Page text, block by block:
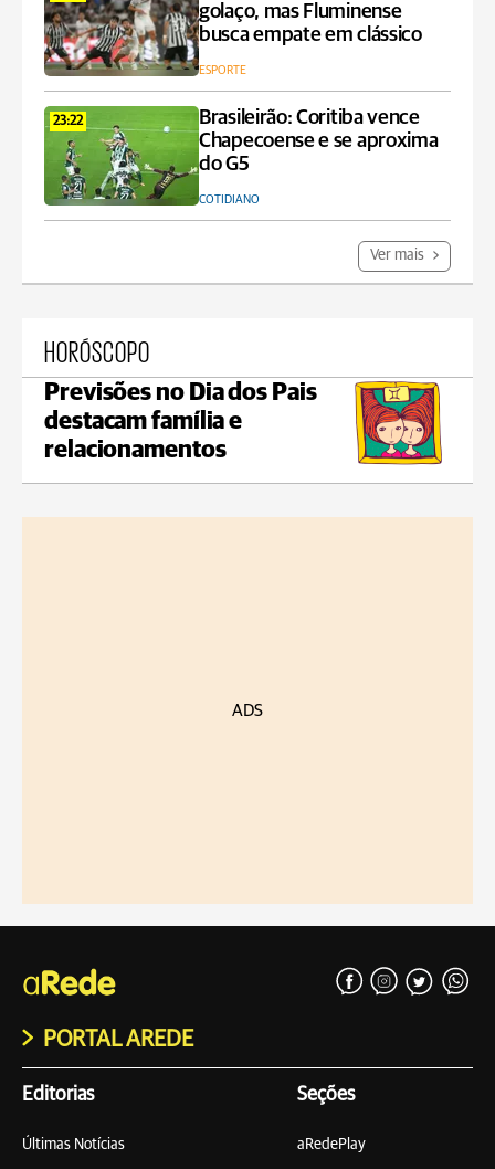
golaço, mas Fluminense
busca empate em clássico
ESPORTE
23:22
Brasileirão: Coritiba vence
Chapecoense e se aproxima
do G5
COTIDIANO
Ver mais
HORÓSCOPO
Previsões no Dia dos Pais
destacam família e
relacionamentos
ADS
PORTAL AREDE
Editorias
Últimas Notícias
Seções
aRedePlay